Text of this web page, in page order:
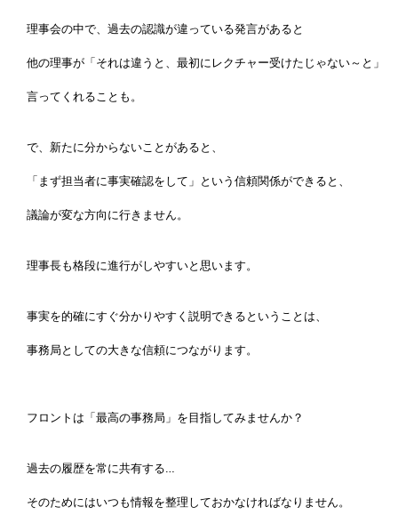
理事会の中で、過去の認識が違っている発言があると
他の理事が「それは違うと、最初にレクチャー受けたじゃない～と」
言ってくれることも。
で、新たに分からないことがあると、
「まず担当者に事実確認をして」という信頼関係ができると、
議論が変な方向に行きません。
理事長も格段に進行がしやすいと思います。
事実を的確にすぐ分かりやすく説明できるということは、
事務局としての大きな信頼につながります。
フロントは「最高の事務局」を目指してみませんか？
過去の履歴を常に共有する…
そのためにはいつも情報を整理しておかなければなりません。